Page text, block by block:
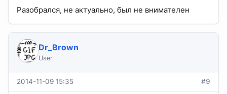
Разобрался, не актуально, был не внимателен
Dr_Brown
User
2014-11-09 15:35 #9